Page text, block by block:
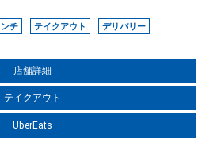
チ テイクアウト デリバリー
店舗詳細
テイクアウト
UberEats